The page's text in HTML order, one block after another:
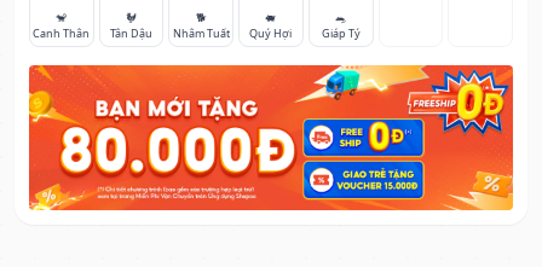
🐒
Canh Thân
🐓
Tân Dậu
🐕
Nhâm Tuất
🐖
Quý Hợi
🐀
Giáp Tý